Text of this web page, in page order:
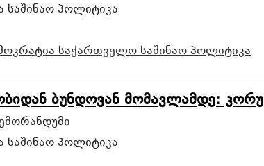
საშინაო პოლიტიკა
საქართველოსაშინაო პოლიტიკა
ბუნდოვან მომავლამდე:
საშინაო პოლიტიკა